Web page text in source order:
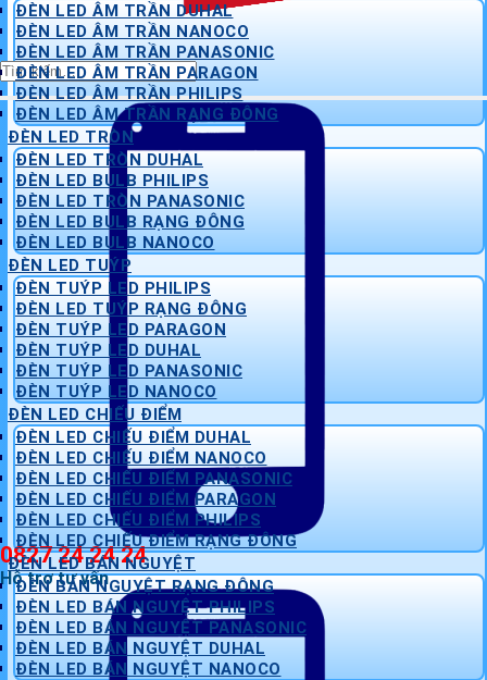
Tìm
kiếm:
0827 24 24 24
Hỗ trợ tư vấn
ĐÈN LED ÂM TRẦN DUHAL
ĐÈN LED ÂM TRẦN NANOCO
ĐÈN LED ÂM TRẦN PANASONIC
ĐÈN LED ÂM TRẦN PARAGON
ĐÈN LED ÂM TRẦN PHILIPS
ĐÈN LED ÂM TRẦN RẠNG ĐÔNG
ĐÈN LED TRÒN
ĐÈN LED TRÒN DUHAL
ĐÈN LED BULB PHILIPS
ĐÈN LED TRÒN PANASONIC
ĐÈN LED BULB RẠNG ĐÔNG
ĐÈN LED BULB NANOCO
ĐÈN LED TUÝP
ĐÈN TUÝP LED PHILIPS
ĐÈN LED TUÝP RẠNG ĐÔNG
ĐÈN TUÝP LED PARAGON
ĐÈN TUÝP LED DUHAL
ĐÈN TUÝP LED PANASONIC
ĐÈN TUÝP LED NANOCO
ĐÈN LED CHIẾU ĐIỂM
ĐÈN LED CHIẾU ĐIỂM DUHAL
ĐÈN LED CHIẾU ĐIỂM NANOCO
ĐÈN LED CHIẾU ĐIỂM PANASONIC
ĐÈN LED CHIẾU ĐIỂM PARAGON
ĐÈN LED CHIẾU ĐIỂM PHILIPS
ĐÈN LED CHIẾU ĐIỂM RẠNG ĐÔNG
ĐÈN LED BÁN NGUYỆT
ĐÈN BÁN NGUYỆT RẠNG ĐÔNG
ĐÈN LED BÁN NGUYỆT PHILIPS
ĐÈN LED BÁN NGUYỆT PANASONIC
ĐÈN LED BÁN NGUYỆT DUHAL
ĐÈN LED BÁN NGUYỆT NANOCO